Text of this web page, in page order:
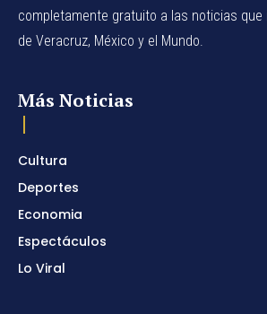
completamente gratuito a las noticias que
de Veracruz, México y el Mundo.
Más Noticias
Cultura
Deportes
Economia
Espectáculos
Lo Viral